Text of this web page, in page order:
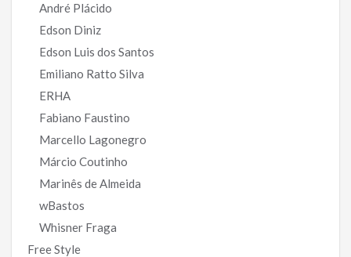
André Plácido
Edson Diniz
Edson Luis dos Santos
Emiliano Ratto Silva
ERHA
Fabiano Faustino
Marcello Lagonegro
Márcio Coutinho
Marinês de Almeida
wBastos
Whisner Fraga
Free Style